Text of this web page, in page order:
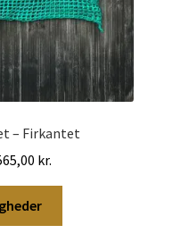
– Firkantet
kr.
359,00 kr.
565,00 kr.